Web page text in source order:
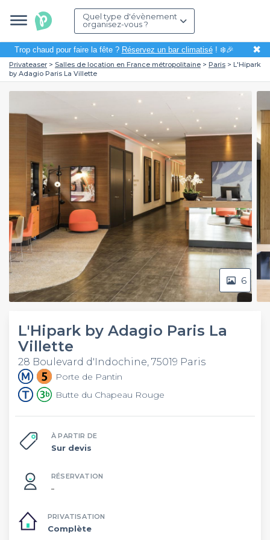
Quel type d'évènement
organisez-vous ?
Trop chaud pour faire la fête ? Réservez un bar climatisé! ❄️🎉 ✖
Privateaser Salles de location en France métropolitaine Paris
L'Hipark
by Adagio Paris La Villette
6
L'Hipark by Adagio Paris La
Villette
28 Boulevard d'Indochine, 75019 Paris
Porte de Pantin
Butte du Chapeau Rouge
À PARTIR DE
Sur devis
RÉSERVATION
–
PRIVATISATION
Complète